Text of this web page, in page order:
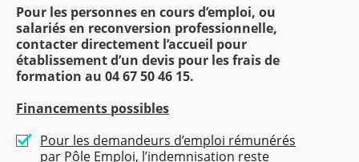
Pour les personnes en cours d’emploi, ou
salariés en reconversion professionnelle,
contacter directement l’accueil pour
établissement d’un devis pour les frais de
formation au 04 67 50 46 15.
Financements possibles
Pour les demandeurs d’emploi rémunérés
par Pôle Emploi, l’indemnisation reste